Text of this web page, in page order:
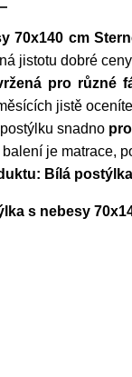
70x140 cm
jistotu dobré
pro různé
jistě
snadno
je matrace,
Bílá
s nebesy